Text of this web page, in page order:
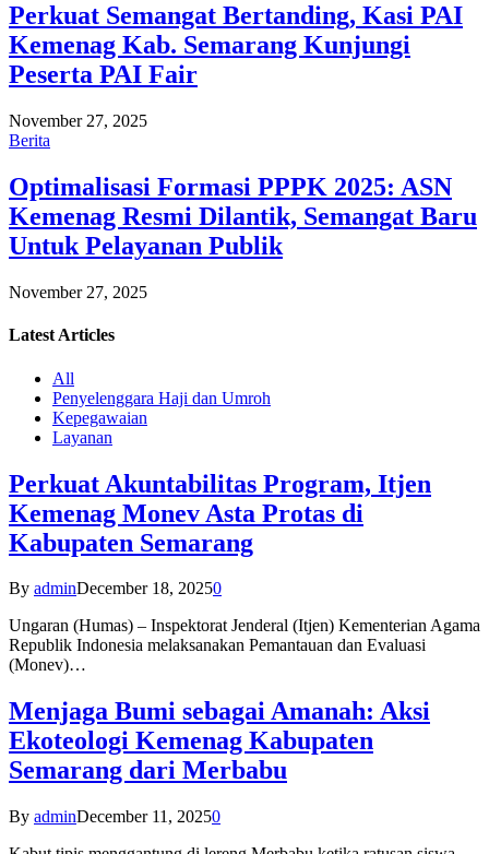
Perkuat Semangat Bertanding, Kasi PAI
Kemenag Kab. Semarang Kunjungi
Peserta PAI Fair
November 27, 2025
Berita
Optimalisasi Formasi PPPK 2025: ASN
Kemenag Resmi Dilantik, Semangat Baru
Untuk Pelayanan Publik
November 27, 2025
Latest Articles
All
Penyelenggara Haji dan Umroh
Kepegawaian
Layanan
Perkuat Akuntabilitas Program, Itjen
Kemenag Monev Asta Protas di
Kabupaten Semarang
By adminDecember 18, 20250
Ungaran (Humas) – Inspektorat Jenderal (Itjen) Kementerian Agama
Republik Indonesia melaksanakan Pemantauan dan Evaluasi
(Monev)…
Menjaga Bumi sebagai Amanah: Aksi
Ekoteologi Kemenag Kabupaten
Semarang dari Merbabu
By adminDecember 11, 20250